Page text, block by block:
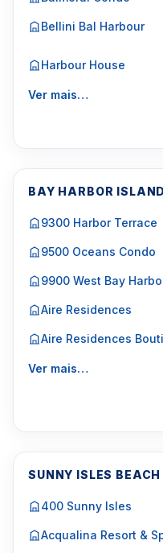
Bellini Bal Harbour
Harbour House
Ver mais…
BAY HARBOR
9300 Harbor Terrace
9500 Oceans Condo
9900 West Bay
Aire Residences
Aire Residences
Ver mais…
SUNNY ISLES BEACH
400 Sunny Isles
Acqualina Resort &